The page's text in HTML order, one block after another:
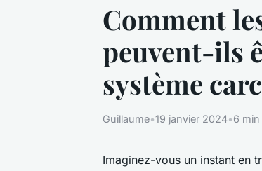
Comment
peuvent-ils
système
Guillaume•19 janvier 2024•6
Imaginez-vous un instant en